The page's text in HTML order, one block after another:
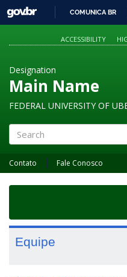
GOVBR
COMUNICA BR
ACCESSIBILITY
Designation
Main Name
FEDERAL UNIVERSITY OF
Contato Fale Conosco
Equipe